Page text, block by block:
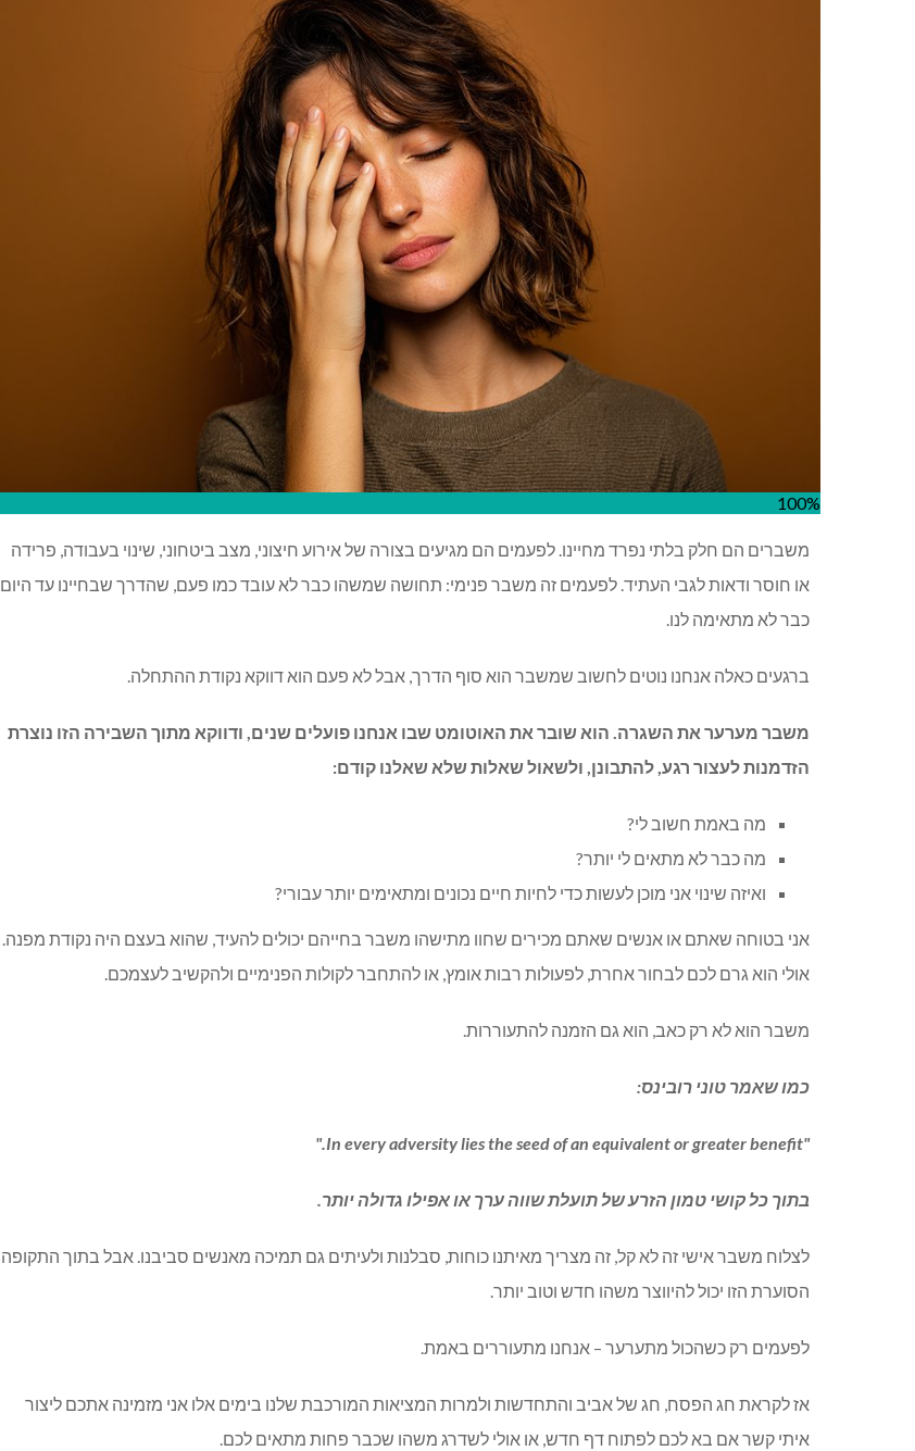
100%
משברים הם חלק בלתי נפרד מחיינו. לפעמים הם מגיעים בצורה של אירוע חיצוני, מצב ביטחוני, שינוי בעבודה, פרידה
או חוסר ודאות לגבי העתיד. לפעמים זה משבר פנימי: תחושה שמשהו כבר לא עובד כמו פעם, שהדרך שבחיינו עד היום
כבר לא מתאימה לנו.
ברגעים כאלה אנחנו נוטים לחשוב שמשבר הוא סוף הדרך, אבל לא פעם הוא דווקא נקודת ההתחלה.
משבר מערער את השגרה. הוא שובר את האוטומט שבו אנחנו פועלים שנים, ודווקא מתוך השבירה הזו נוצרת
הזדמנות לעצור רגע, להתבונן, ולשאול שאלות שלא שאלנו קודם:
מה באמת חשוב לי?
מה כבר לא מתאים לי יותר?
ואיזה שינוי אני מוכן לעשות כדי לחיות חיים נכונים ומתאימים יותר עבורי?
אני בטוחה שאתם או אנשים שאתם מכירים שחוו מתישהו משבר בחייהם יכולים להעיד, שהוא בעצם היה נקודת מפנה.
אולי הוא גרם לכם לבחור אחרת, לפעולות רבות אומץ, או להתחבר לקולות הפנימיים ולהקשיב לעצמכם.
משבר הוא לא רק כאב, הוא גם הזמנה להתעוררות.
כמו שאמר טוני רובינס:
"
In every adversity lies the seed of an equivalent or greater benefit
."
בתוך כל קושי טמון הזרע של תועלת שווה ערך או אפילו גדולה יותר.
לצלוח משבר אישי זה לא קל, זה מצריך מאיתנו כוחות, סבלנות ולעיתים גם תמיכה מאנשים סביבנו. אבל בתוך התקופה
הסוערת הזו יכול להיווצר משהו חדש וטוב יותר.
לפעמים רק כשהכול מתערער – אנחנו מתעוררים באמת.
אז לקראת חג הפסח, חג של אביב והתחדשות ולמרות המציאות המורכבת שלנו בימים אלו אני מזמינה אתכם ליצור
איתי קשר אם בא לכם לפתוח דף חדש, או אולי לשדרג משהו שכבר פחות מתאים לכם.